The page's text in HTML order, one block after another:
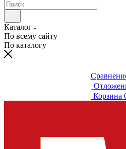
Каталог
По всему сайту
По каталогу
Корзина